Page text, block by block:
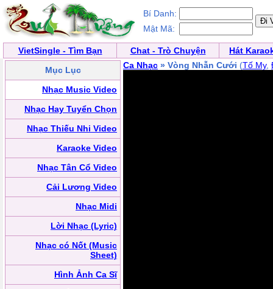
Bí Danh:
Mật Mã:
VietSingle - Tìm Bạn Chat - Trò Chuyện
Hát
Mục Lục
Nhạc Music Video
Nhạc Hay Tuyển Chọn
Nhạc Thiếu Nhi Video
Karaoke Video
Nhạc Tân Cổ Video
Cải Lương Video
Nhạc Midi
Lời Nhạc (Lyric)
Nhạc có Nốt (Music
Sheet)
Hình Ảnh Ca Sĩ
Ca Nhạc » Vòng Nhẫn Cưới (Tố My,